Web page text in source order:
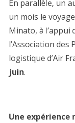
En parallèle, un
un mois le
Minato, à l’appui
l’Association des
logistique d’Air
juin.
Une expérience